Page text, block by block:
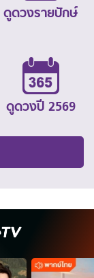
ดูดวงรายปักษ์
ดูดวงปี 2569